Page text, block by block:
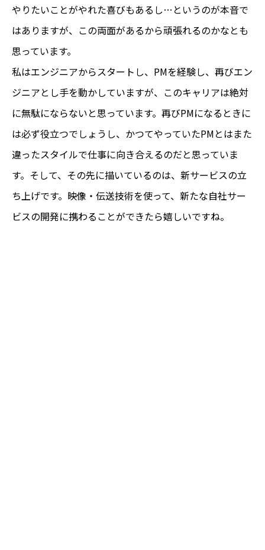
やりたいことがやれた喜びもあるし…というのが本音で
はありますが、この両面があるから頑張れるのかなとも
思っています。
私はエンジニアからスタートし、PMを経験し、再びエン
ジニアとし手を動かしていますが、このキャリアは絶対
に無駄にならないと思っています。再びPMになるときに
は必ず役立つでしょうし、かつてやっていたPMとはまた
違ったスタイルで仕事に向き合えるのだと思っていま
す。そして、その先に描いているのは、新サービスの立
ち上げです。映像・伝送技術を使って、新たな自社サー
ビスの開発に携わることができたら嬉しいですね。